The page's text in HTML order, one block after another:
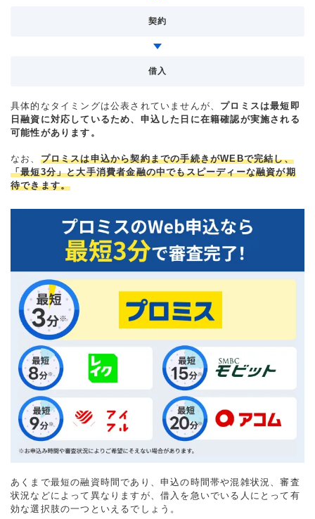
契約
借入
具体的なタイミングは公表されていませんが、 プロミスは最短即
日融資に対応しているため、申込した日に在籍確認が実施される
可能性があります。
なお、 プロミスは申込から契約までの手続きがWEBで完結し、
「最短3分」と大手消費者金融の中でもスピーディーな融資が期
待できます。
あくまで最短の融資時間であり、申込の時間帯や混雑状況、審査
状況などによって異なりますが、借入を急いでいる人にとって有
効な選択肢の一つといえるでしょう。